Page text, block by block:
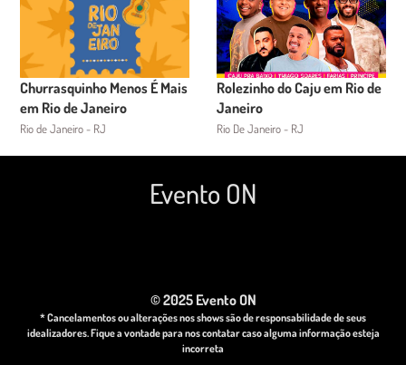
Churrasquinho Menos É Mais
em Rio de Janeiro
Rio de Janeiro - RJ
Rolezinho do Caju em Rio de
Janeiro
Rio De Janeiro - RJ
Evento ON
© 2025 Evento ON
* Cancelamentos ou alterações nos shows são de responsabilidade de seus
idealizadores. Fique a vontade para nos contatar caso alguma informação esteja
incorreta